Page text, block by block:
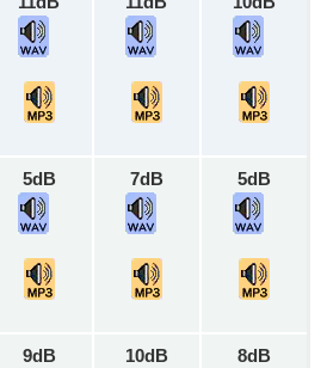
5dB 7dB 5dB
9dB 10dB 8dB